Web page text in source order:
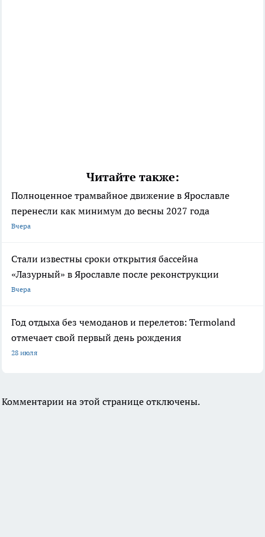
Читайте также:
Полноценное трамвайное движение в Ярославле
перенесли как минимум до весны 2027 года
Вчера
Стали известны сроки открытия бассейна
«Лазурный» в Ярославле после реконструкции
Вчера
Год отдыха без чемоданов и перелетов: Termoland
отмечает свой первый день рождения
28 июля
Комментарии на этой странице отключены.